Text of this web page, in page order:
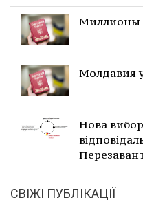
Миллионы
Молдавия
Нова
СВІЖІ ПУБЛІКАЦІЇ